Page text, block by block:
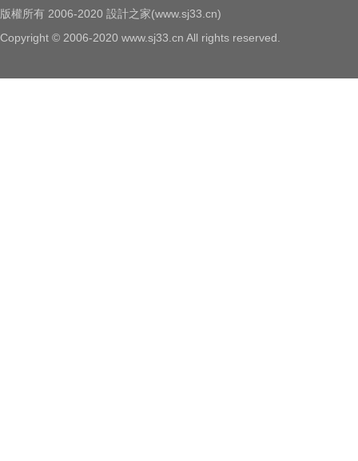
版權所有 2006-2020 設計之家(www.sj33.cn)
Copyright © 2006-2020 www.sj33.cn All rights reserved.